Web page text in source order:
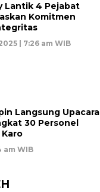
Lantik 4 Pejabat
Komitmen
| 7:26 am WIB
Langsung Upacara
30 Personel
am WIB